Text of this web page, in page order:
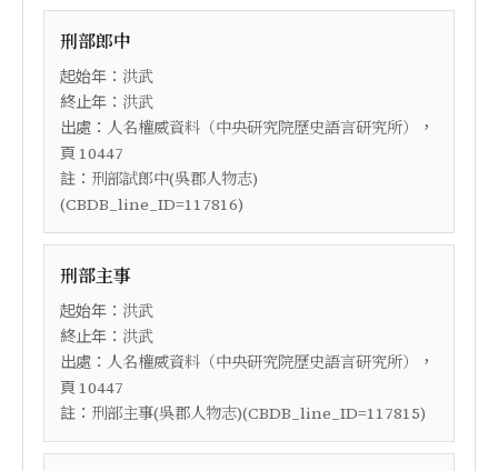
刑部郎中
起始年： 洪武
終止年： 洪武
出處： 人名權威資料（中央研究院歷史語言研究所）
，
頁 10447
註： 刑部試郎中(吳郡人物志)
(CBDB_line_ID=117816)
刑部主事
起始年： 洪武
終止年： 洪武
出處： 人名權威資料（中央研究院歷史語言研究所）
，
頁 10447
註： 刑部主事(吳郡人物志)(CBDB_line_ID=117815)